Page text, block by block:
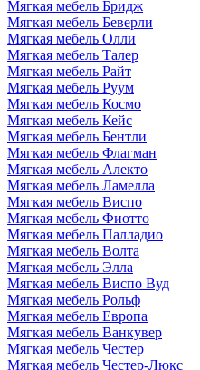
Мягкая мебель Бридж
Мягкая мебель Беверли
Мягкая мебель Олли
Мягкая мебель Талер
Мягкая мебель Райт
Мягкая мебель Руум
Мягкая мебель Космо
Мягкая мебель Кейс
Мягкая мебель Бентли
Мягкая мебель Флагман
Мягкая мебель Алекто
Мягкая мебель Ламелла
Мягкая мебель Виспо
Мягкая мебель Фиотто
Мягкая мебель Палладио
Мягкая мебель Волта
Мягкая мебель Элла
Мягкая мебель Виспо Вуд
Мягкая мебель Рольф
Мягкая мебель Европа
Мягкая мебель Ванкувер
Мягкая мебель Честер
Мягкая мебель Честер-Люкс